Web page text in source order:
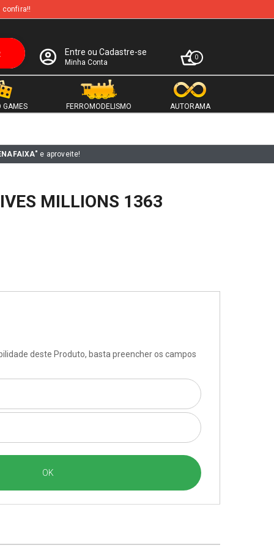
confira!!
Entre ou Cadastre-se
Minha Conta
0
GAMES FERROMODELISMO AUTORAMA
e aproveite!
MILLIONS 1363
deste Produto, basta preencher os campos